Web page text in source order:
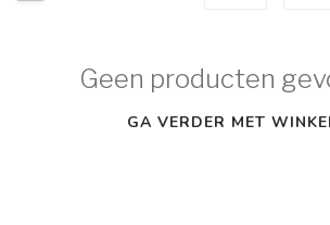
Geen producten
GA VERDER MET